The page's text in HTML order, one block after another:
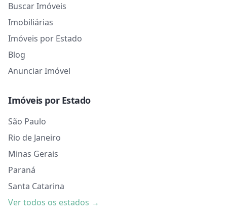
Buscar Imóveis
Imobiliárias
Imóveis por Estado
Blog
Anunciar Imóvel
Imóveis por Estado
São Paulo
Rio de Janeiro
Minas Gerais
Paraná
Santa Catarina
Ver todos os estados →